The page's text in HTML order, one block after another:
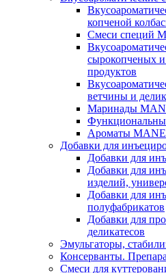
копченой
Смеси специй
сырокопченых
продуктов
ветчины и
Маринады
Ароматы MANE
Добавки для
Добавки для
Добавки для
изделий,
Добавки для
полуфабрикатов
Добавки для
деликатесов
Эмульгаторы,
Консерванты.
Смеси для